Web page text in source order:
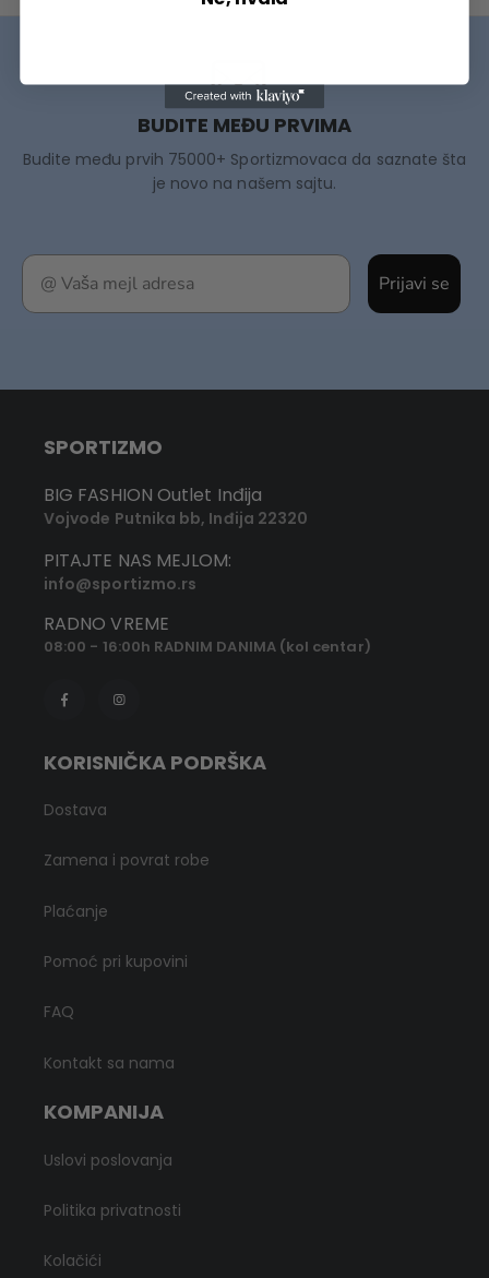
Prijavi se
BUDITE MEĐU PRVIMA
Budite među prvih 75000+ Sportizmovaca da saznate šta
je novo na našem sajtu.
SPORTIZMO
BIG FASHION Outlet Inđija
Vojvode Putnika bb, Inđija 22320
PITAJTE NAS MEJLOM:
info@sportizmo.rs
RADNO VREME
08:00 - 16:00h RADNIM DANIMA (kol centar)
KORISNIČKA PODRŠKA
Dostava
Zamena i povrat robe
Plaćanje
Pomoć pri kupovini
FAQ
Kontakt sa nama
KOMPANIJA
Uslovi poslovanja
Politika privatnosti
Kolačići